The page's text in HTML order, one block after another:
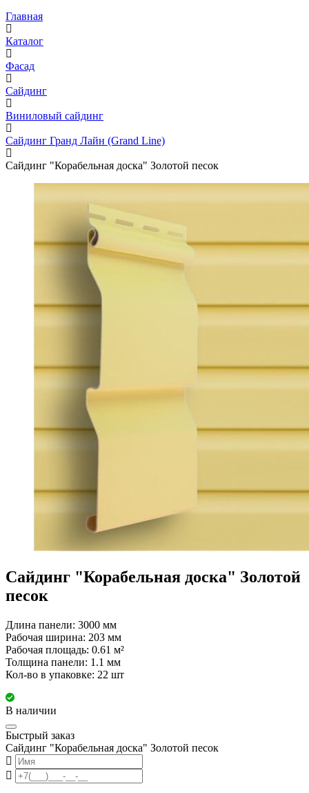
Главная
Каталог
Фасад
Сайдинг
Виниловый сайдинг
Сайдинг Гранд Лайн (Grand Line)
Сайдинг "Корабельная доска" Золотой песок
Сайдинг "Корабельная доска" Золотой
песок
Длина панели: 3000 мм
Рабочая ширина: 203 мм
Рабочая площадь: 0.61 м²
Толщина панели: 1.1 мм
Кол-во в упаковке: 22 шт
В наличии
Быстрый заказ
Сайдинг "Корабельная доска" Золотой песок